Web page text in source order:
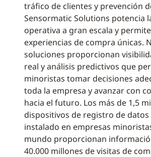
tráfico de clientes y prevención
Sensormatic Solutions potencia
operativa a gran escala y
experiencias de compra únicas.
soluciones proporcionan
real y análisis predictivos que
minoristas tomar decisiones
toda la empresa y avanzar con
hacia el futuro. Los más de 1,5
dispositivos de registro de datos
instalado en empresas
mundo proporcionan
40.000 millones de visitas de